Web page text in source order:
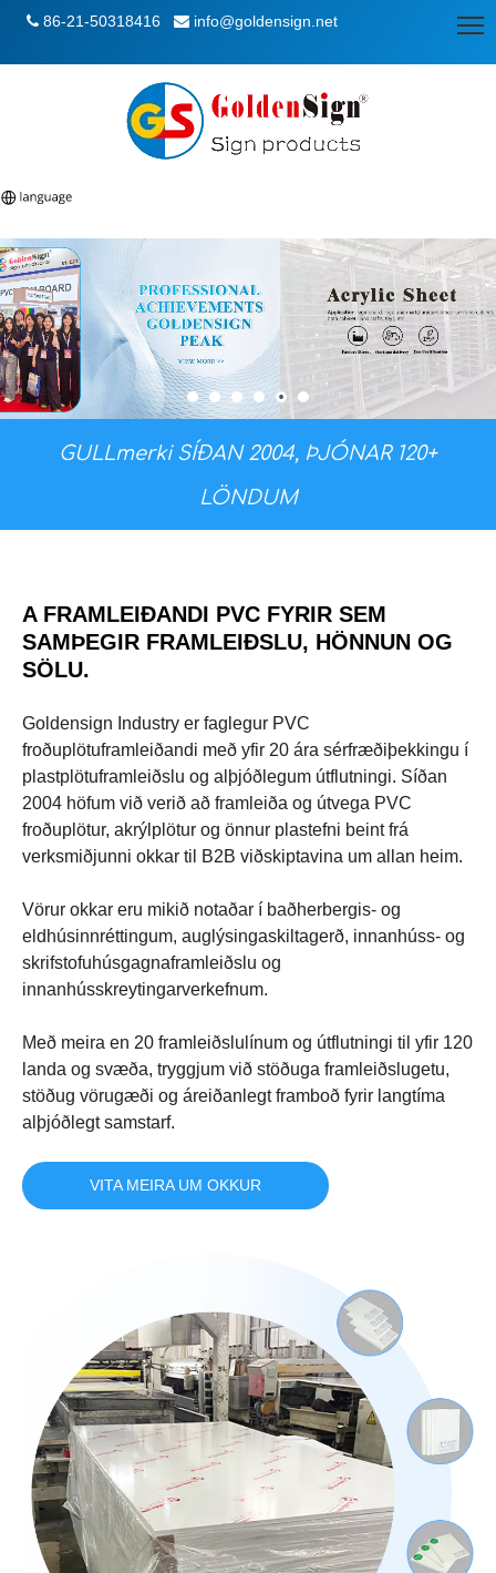
 86-21-50318416  info@goldensign.net
GULLmerki SÍÐAN 2004, ÞJÓNAR 120+
LÖNDUM
A FRAMLEIÐANDI PVC FYRIR SEM
SAMÞEGIR FRAMLEIÐSLU, HÖNNUN OG
SÖLU.
Goldensign Industry er faglegur PVC
froðuplötuframleiðandi með yfir 20 ára sérfræðiþekkingu í
plastplötuframleiðslu og alþjóðlegum útflutningi. Síðan
2004 höfum við verið að framleiða og útvega PVC
froðuplötur, akrýlplötur og önnur plastefni beint frá
verksmiðjunni okkar til B2B viðskiptavina um allan heim.
Vörur okkar eru mikið notaðar í baðherbergis- og
eldhúsinnréttingum, auglýsingaskiltagerð, innanhúss- og
skrifstofuhúsgagnaframleiðslu og
innanhússkreytingarverkefnum.
Með meira en 20 framleiðslulínum og útflutningi til yfir 120
landa og svæða, tryggjum við stöðuga framleiðslugetu,
stöðug vörugæði og áreiðanlegt framboð fyrir langtíma
alþjóðlegt samstarf.
VITA MEIRA UM OKKUR